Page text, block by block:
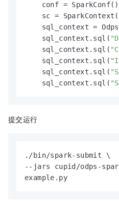
conf =
sc =
sql_context =
    sql_context.sql(
    sql_context.sql(
    sql_context.sql(
    sql_context.sql(
    sql_context.sql(
提交运行
./bin/spark-submit \
--jars cupid/odps-
example.py